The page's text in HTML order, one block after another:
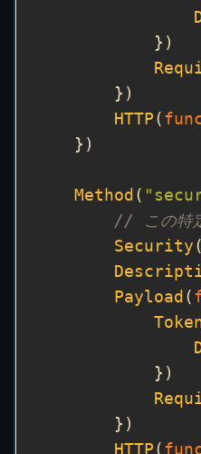
HTTP (
Method (
// この特
Security
Payload (
HTTP (